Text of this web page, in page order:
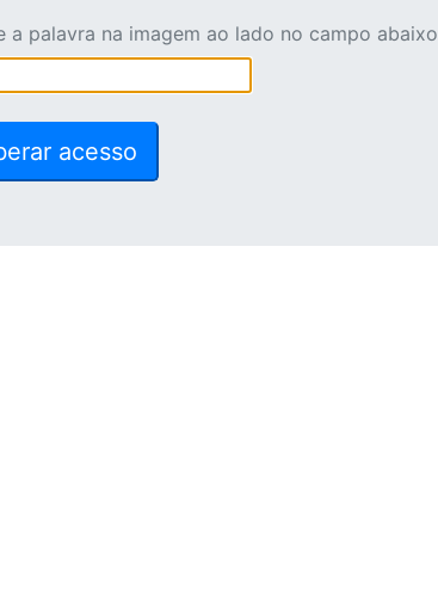
a palavra na imagem ao lado no campo abaixo